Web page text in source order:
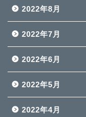
2022年8月
2022年7月
2022年6月
2022年5月
2022年4月